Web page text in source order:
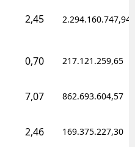
2,45 2.294.160.747,94
0,70 217.121.259,65
7,07 862.693.604,57
2,46 169.375.227,30